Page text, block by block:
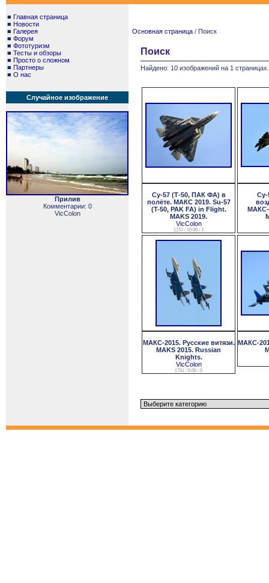
■ Главная страница
■ Новости
■ Галерея
■ Форум
■ Фототуризм
■ Тесты и обзоры
■ Просто о сложном
■ Партнеры
■ О нас
Случайное изображение
Прилив
Комментарии: 0
VicColon
Основная страница / Поиск
Поиск
Найдено: 10 изображений на 1
Су-57 (Т-50, ПАК ФА) в
полёте. МАКС 2019. Su-57
(T-50, PAK FA) in Flight.
MAKS 2019.
VicColon
1231 / 10.00 / 3
Су-
МАКС-
МАКС-2015. Русские витязи.
MAKS 2015. Russian
Knights.
VicColon
1701 / 0.00 / 0
МАКС-